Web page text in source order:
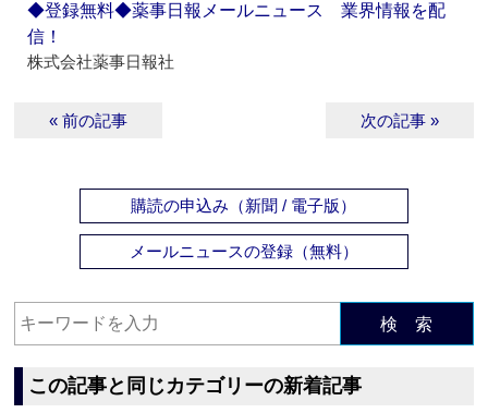
◆登録無料◆薬事日報メールニュース 業界情報を配
信！
株式会社薬事日報社
« 前の記事 次の記事 »
購読の申込み（新聞 / 電子版）
メールニュースの登録（無料）
検 索
この記事と同じカテゴリーの新着記事